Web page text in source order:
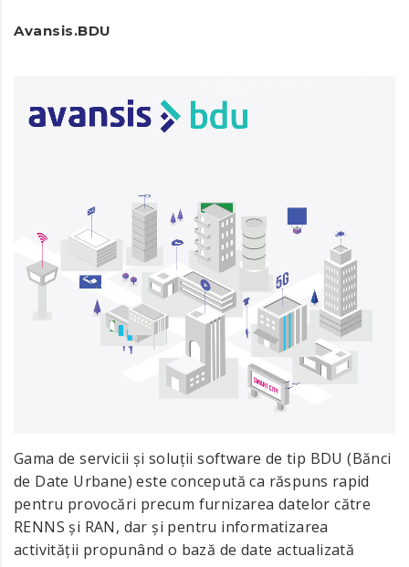
Avansis.BDU
Gama de servicii și soluții software de tip BDU (Bănci
de Date Urbane) este concepută ca răspuns rapid
pentru provocări precum furnizarea datelor către
RENNS și RAN, dar și pentru informatizarea
activității propunând o bază de date actualizată